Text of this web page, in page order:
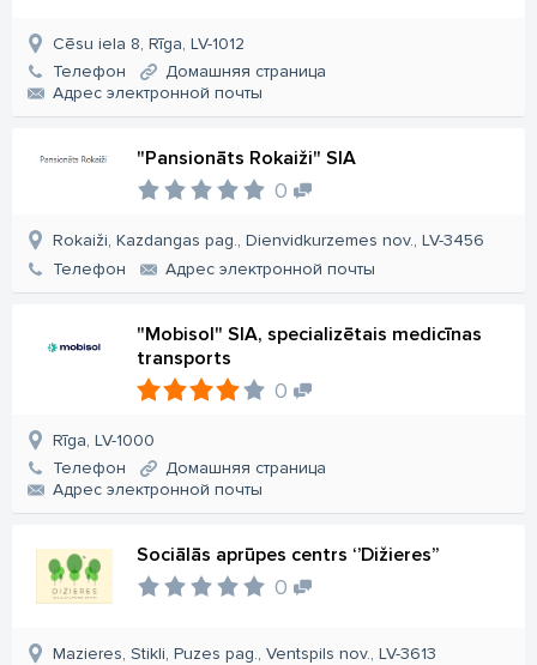
Cēsu iela 8, Rīga, LV-1012
Телефон
Домашняя страница
Aдрес электронной почты
"Pansionāts Rokaiži" SIA
0
Rokaiži, Kazdangas pag., Dienvidkurzemes nov., LV-3456
Телефон
Aдрес электронной почты
"Mobisol" SIA, specializētais medicīnas
transports
0
Rīga, LV-1000
Телефон
Домашняя страница
Aдрес электронной почты
Sociālās aprūpes centrs ‘’Dižieres’’
0
Mazieres, Stikli, Puzes pag., Ventspils nov., LV-3613